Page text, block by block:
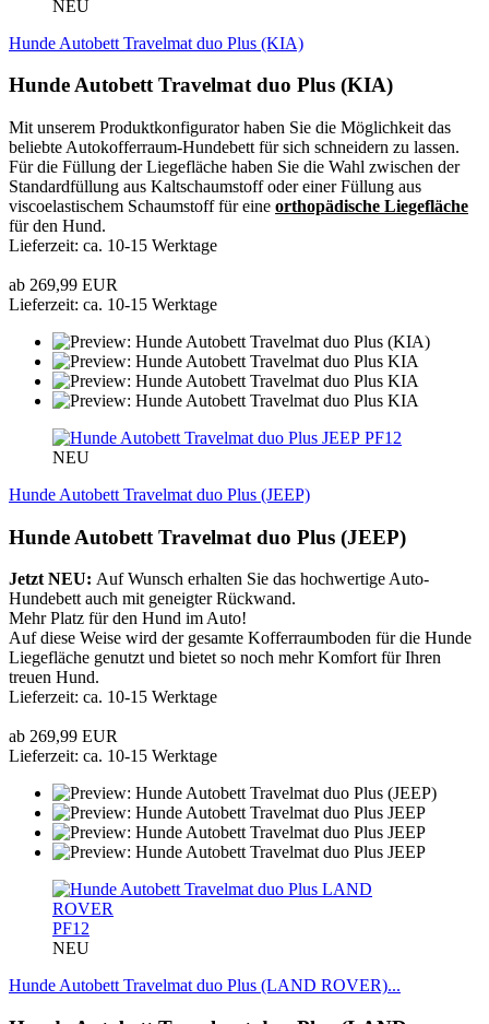
NEU
Hunde Autobett Travelmat duo Plus (KIA)
Hunde Autobett Travelmat duo Plus (KIA)
Mit unserem Produktkonfigurator haben Sie die Möglichkeit das
beliebte Autokofferraum-Hundebett für sich schneidern zu lassen.
Für die Füllung der Liegefläche haben Sie die Wahl zwischen der
Standardfüllung aus Kaltschaumstoff oder einer Füllung aus
viscoelastischem Schaumstoff für eine orthopädische Liegefläche
für den Hund.
Lieferzeit: ca. 10-15 Werktage
ab 269,99 EUR
Lieferzeit: ca. 10-15 Werktage
PF12
NEU
Hunde Autobett Travelmat duo Plus (JEEP)
Hunde Autobett Travelmat duo Plus (JEEP)
Jetzt NEU: Auf Wunsch erhalten Sie das hochwertige Auto-
Hundebett auch mit geneigter Rückwand.
Mehr Platz für den Hund im Auto!
Auf diese Weise wird der gesamte Kofferraumboden für die Hunde
Liegefläche genutzt und bietet so noch mehr Komfort für Ihren
treuen Hund.
Lieferzeit: ca. 10-15 Werktage
ab 269,99 EUR
Lieferzeit: ca. 10-15 Werktage
PF12
NEU
Hunde Autobett Travelmat duo Plus (LAND ROVER)...